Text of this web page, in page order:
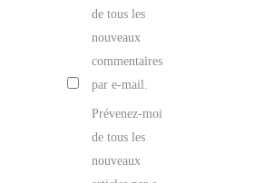
de tous les
nouveaux
commentaires
par e-mail.
Prévenez-moi
de tous les
nouveaux